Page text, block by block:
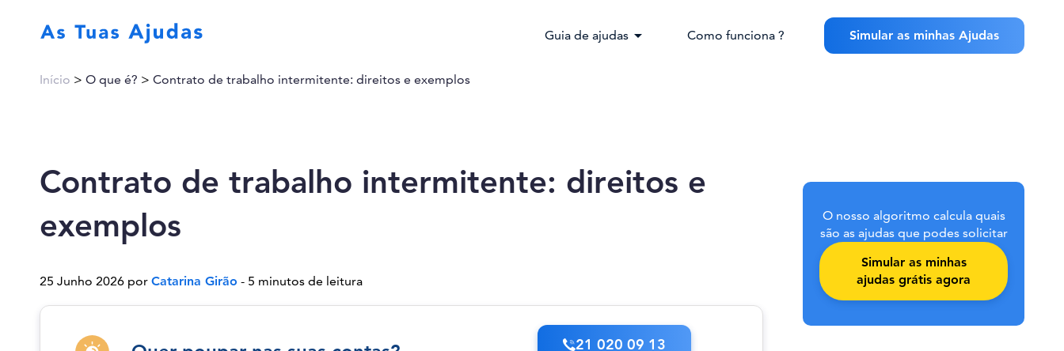
Guia de ajudas arrow_drop_down Como funciona ? Simular as minhas Ajudas
Início > O que é? > Contrato de trabalho intermitente: direitos e exemplos
Contrato de trabalho intermitente: direitos e
exemplos
25 Junho 2026 por Catarina Girão - 5 minutos de leitura
21 020 09 13
O nosso algoritmo calcula quais
são as ajudas que podes solicitar
Simular as minhas
ajudas grátis agora